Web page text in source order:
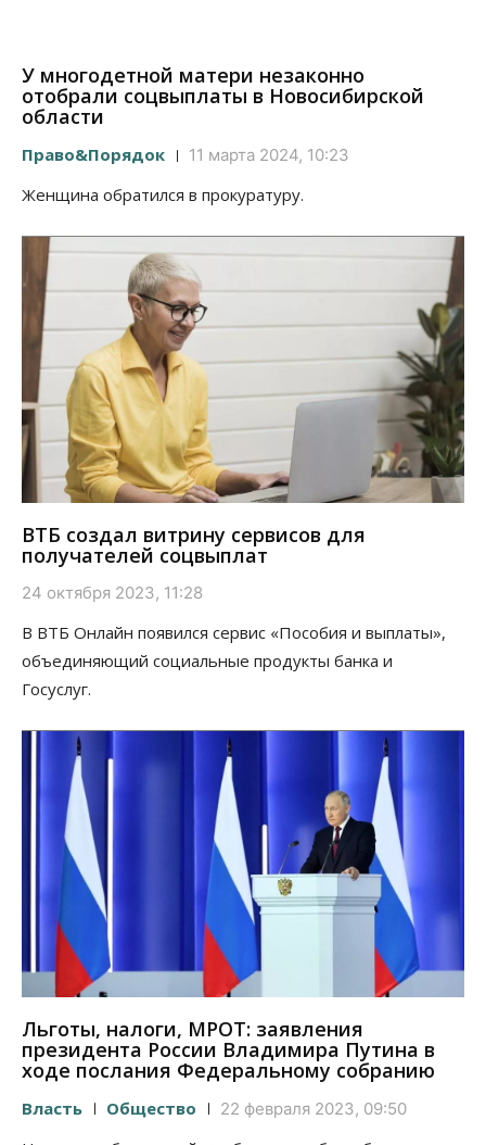
У многодетной матери незаконно
отобрали соцвыплаты в Новосибирской
области
Право&Порядок 11 марта 2024, 10:23
Женщина обратился в прокуратуру.
ВТБ создал витрину сервисов для
получателей соцвыплат
24 октября 2023, 11:28
В ВТБ Онлайн появился сервис «Пособия и выплаты»,
объединяющий социальные продукты банка и
Госуслуг.
Льготы, налоги, МРОТ: заявления
президента России Владимира Путина в
ходе послания Федеральному собранию
Власть Общество 22 февраля 2023, 09:50